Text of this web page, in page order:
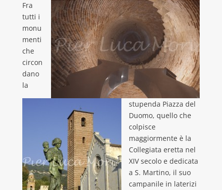
Fra
tutti i
monu
menti
che
circon
dano
la
stupenda Piazza del
Duomo, quello che
colpisce
maggiormente è la
Collegiata eretta nel
XIV secolo e dedicata
a S. Martino, il suo
campanile in laterizi